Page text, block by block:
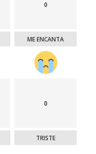
0
ME ENCANTA
0
TRISTE